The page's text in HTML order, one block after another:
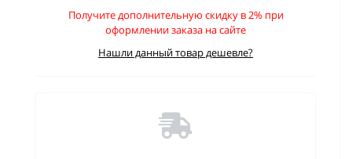
Получите дополнительную скидку в 2% при
оформлении заказа на сайте
Нашли данный товар дешевле?